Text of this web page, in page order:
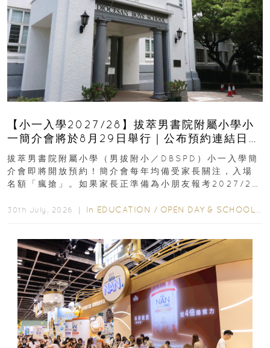
【小一入學2027/28】拔萃男書院附屬小學小
一簡介會將於8月29日舉行｜公布預約連結日期
｜更設有網上重溫
拔萃男書院附屬小學（男拔附小／DBSPD）小一入學簡
介會即將開放預約！簡介會每年均備受家長關注，入場
名額「瘋搶」。如果家長正準備為小朋友報考2027/28
30th July, 2026 ｜ In EDUCATION / OPEN DAY & SCHOOL EVENTS